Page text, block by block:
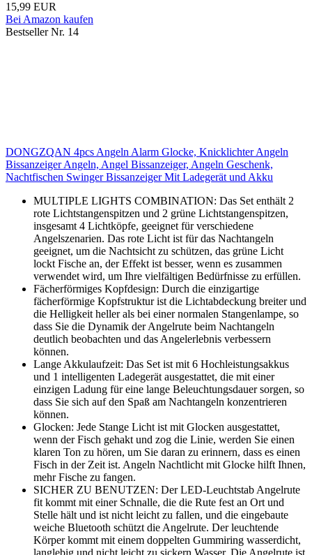
15,99 EUR
Bei Amazon kaufen
Bestseller Nr. 14
DONGZQAN 4pcs Angeln Alarm Glocke, Knicklichter Angeln
Bissanzeiger Angeln, Angel Bissanzeiger, Angeln Geschenk,
Nachtfischen Swinger Bissanzeiger Mit Ladegerät und Akku
MULTIPLE LIGHTS COMBINATION: Das Set enthält 2
rote Lichtstangenspitzen und 2 grüne Lichtstangenspitzen,
insgesamt 4 Lichtköpfe, geeignet für verschiedene
Angelszenarien. Das rote Licht ist für das Nachtangeln
geeignet, um die Nachtsicht zu schützen, das grüne Licht
lockt Fische an, der Effekt ist besser, wenn es zusammen
verwendet wird, um Ihre vielfältigen Bedürfnisse zu erfüllen.
Fächerförmiges Kopfdesign: Durch die einzigartige
fächerförmige Kopfstruktur ist die Lichtabdeckung breiter und
die Helligkeit heller als bei einer normalen Stangenlampe, so
dass Sie die Dynamik der Angelrute beim Nachtangeln
deutlich beobachten und das Angelerlebnis verbessern
können.
Lange Akkulaufzeit: Das Set ist mit 6 Hochleistungsakkus
und 1 intelligenten Ladegerät ausgestattet, die mit einer
einzigen Ladung für eine lange Beleuchtungsdauer sorgen, so
dass Sie sich auf den Spaß am Nachtangeln konzentrieren
können.
Glocken: Jede Stange Licht ist mit Glocken ausgestattet,
wenn der Fisch gehakt und zog die Linie, werden Sie einen
klaren Ton zu hören, um Sie daran zu erinnern, dass es einen
Fisch in der Zeit ist. Angeln Nachtlicht mit Glocke hilft Ihnen,
mehr Fische zu fangen.
SICHER ZU BENUTZEN: Der LED-Leuchtstab Angelrute
fit kommt mit einer Schnalle, die die Rute fest an Ort und
Stelle hält und ist nicht leicht zu fallen, und die eingebaute
weiche Bluetooth schützt die Angelrute. Der leuchtende
Körper kommt mit einem doppelten Gummiring wasserdicht,